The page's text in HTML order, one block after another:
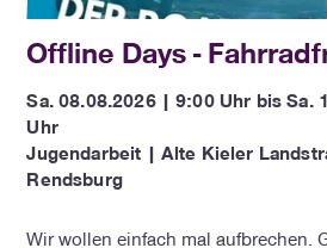
Offline Days -
Sa. 08.08.2026 | 9:00 Uhr bis Sa.
Uhr
Jugendarbeit | Alte Kieler
Rendsburg
Wir wollen einfach mal aufbrechen.